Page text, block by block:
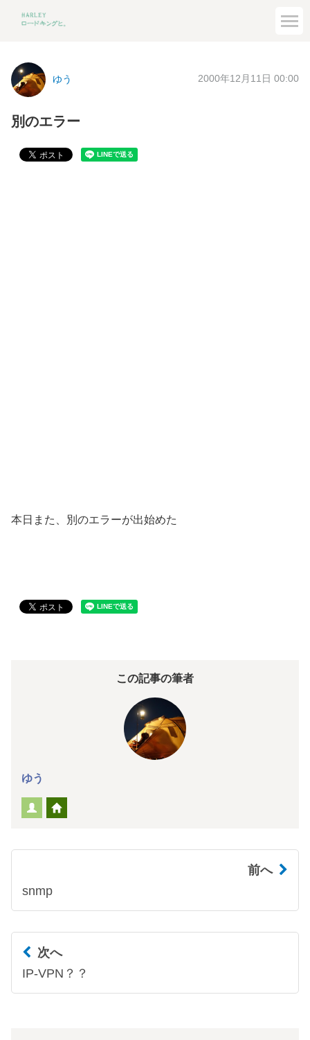
ゆう 2000年12月11日 00:00
別のエラー
本日また、別のエラーが出始めた
この記事の筆者
ゆう
前へ
snmp
次へ
IP-VPN？？